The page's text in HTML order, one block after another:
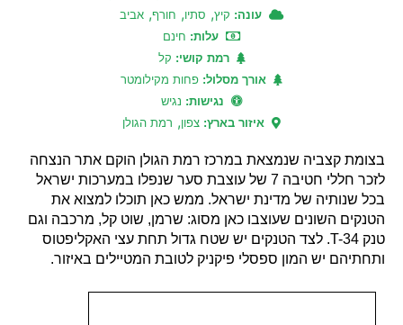
עונה: קיץ, סתיו, חורף, אביב
עלות: חינם
רמת קושי: קל
אורך מסלול: פחות מקילומטר
נגישות: נגיש
איזור בארץ: צפון, רמת הגולן
בצומת קצביה שנמצאת במרכז רמת הגולן הוקם אתר הנצחה
לזכר חללי חטיבה 7 של עוצבת סער שנפלו במערכות ישראל
בכל שנותיה של מדינת ישראל. ממש כאן תוכלו למצוא את
הטנקים השונים שעוצבו כאן מסוג: שרמן, שוט קל, מרכבה וגם
טנק T-34. לצד הטנקים יש שטח גדול תחת עצי האקליפטוס
ותחתיהם יש המון ספסלי פיקניק לטובת המטיילים באיזור.